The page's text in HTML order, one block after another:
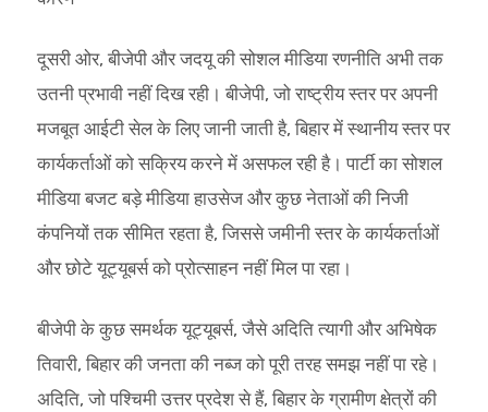
दूसरी ओर, बीजेपी और जदयू की सोशल मीडिया रणनीति अभी तक
उतनी प्रभावी नहीं दिख रही। बीजेपी, जो राष्ट्रीय स्तर पर अपनी
मजबूत आईटी सेल के लिए जानी जाती है, बिहार में स्थानीय स्तर पर
कार्यकर्ताओं को सक्रिय करने में असफल रही है। पार्टी का सोशल
मीडिया बजट बड़े मीडिया हाउसेज और कुछ नेताओं की निजी
कंपनियों तक सीमित रहता है, जिससे जमीनी स्तर के कार्यकर्ताओं
और छोटे यूट्यूबर्स को प्रोत्साहन नहीं मिल पा रहा।
बीजेपी के कुछ समर्थक यूट्यूबर्स, जैसे अदिति त्यागी और अभिषेक
तिवारी, बिहार की जनता की नब्ज को पूरी तरह समझ नहीं पा रहे।
अदिति, जो पश्चिमी उत्तर प्रदेश से हैं, बिहार के ग्रामीण क्षेत्रों की